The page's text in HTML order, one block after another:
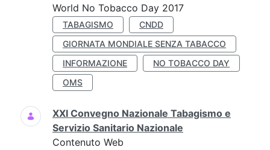
World No Tobacco Day 2017
TABAGISMO
CNDD
GIORNATA MONDIALE SENZA TABACCO
INFORMAZIONE
NO TOBACCO DAY
OMS
XXI Convegno Nazionale Tabagismo e
Servizio Sanitario Nazionale
Contenuto Web